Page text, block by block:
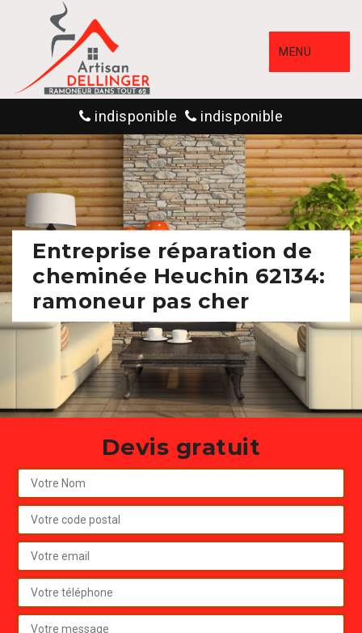
MENU
indisponible indisponible
Entreprise réparation de
cheminée Heuchin 62134:
ramoneur pas cher
Devis gratuit